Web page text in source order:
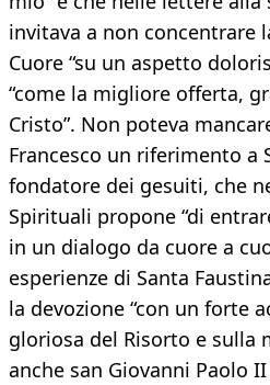
invitava a non concentrare
Cuore “su un aspetto
“come la migliore offerta,
Cristo”. Non poteva
Francesco un riferimento a
fondatore dei gesuiti, che
Spirituali propone “di
in un dialogo da cuore a
esperienze di Santa
la devozione “con un forte
gloriosa del Risorto e sulla
anche san Giovanni Paolo